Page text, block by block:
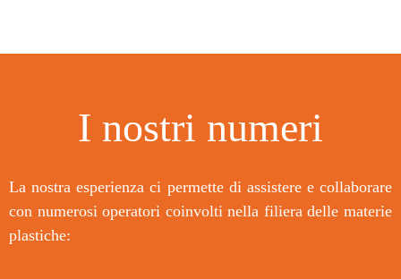
I nostri numeri
La nostra esperienza ci permette di assistere e collaborare
con numerosi operatori coinvolti nella filiera delle materie
plastiche: